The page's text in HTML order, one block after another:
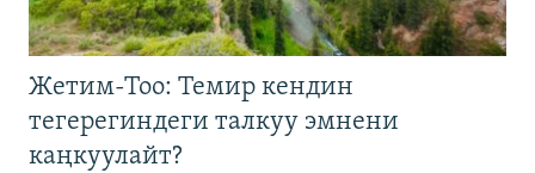
Жетим-Тоо: Темир кендин
тегерегиндеги талкуу эмнени
каңкуулайт?